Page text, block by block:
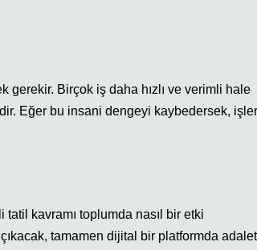
Birçok iş daha hızlı ve verimli hale
Eğer bu insani dengeyi kaybedersek, işler
kavramı toplumda nasıl bir etki
tamamen dijital bir platformda adalet